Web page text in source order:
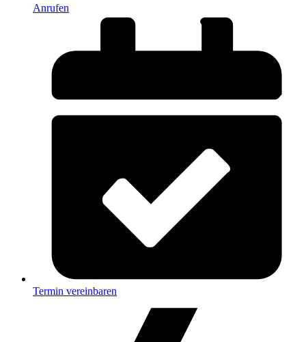
Anrufen
Termin vereinbaren